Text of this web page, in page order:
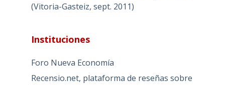
(Vitoria-Gasteiz, sept. 2011)
Instituciones
Foro Nueva Economía
Recensio.net, plataforma de reseñas sobre